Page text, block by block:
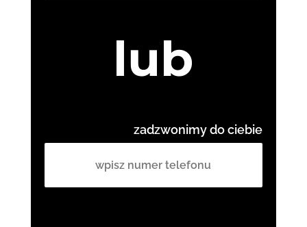
lub
zadzwonimy do ciebie